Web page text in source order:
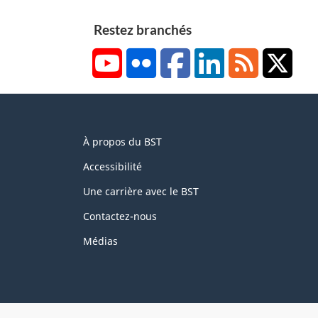
Restez branchés
YouTubeFlickr FacebookLinkedInRSS
this
site
À propos du BST
Accessibilité
Une carrière avec le BST
Contactez-nous
Médias